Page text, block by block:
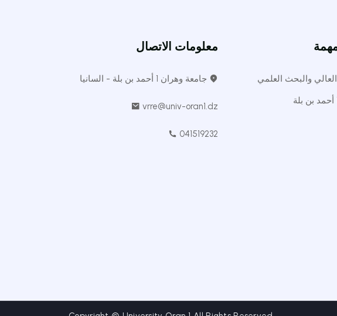
العالي والبحث العلمي
معلومات الاتصال
جامعة وهران 1 أحمد بن بلة - السانيا
vrre@univ-oran1.dz
041519232